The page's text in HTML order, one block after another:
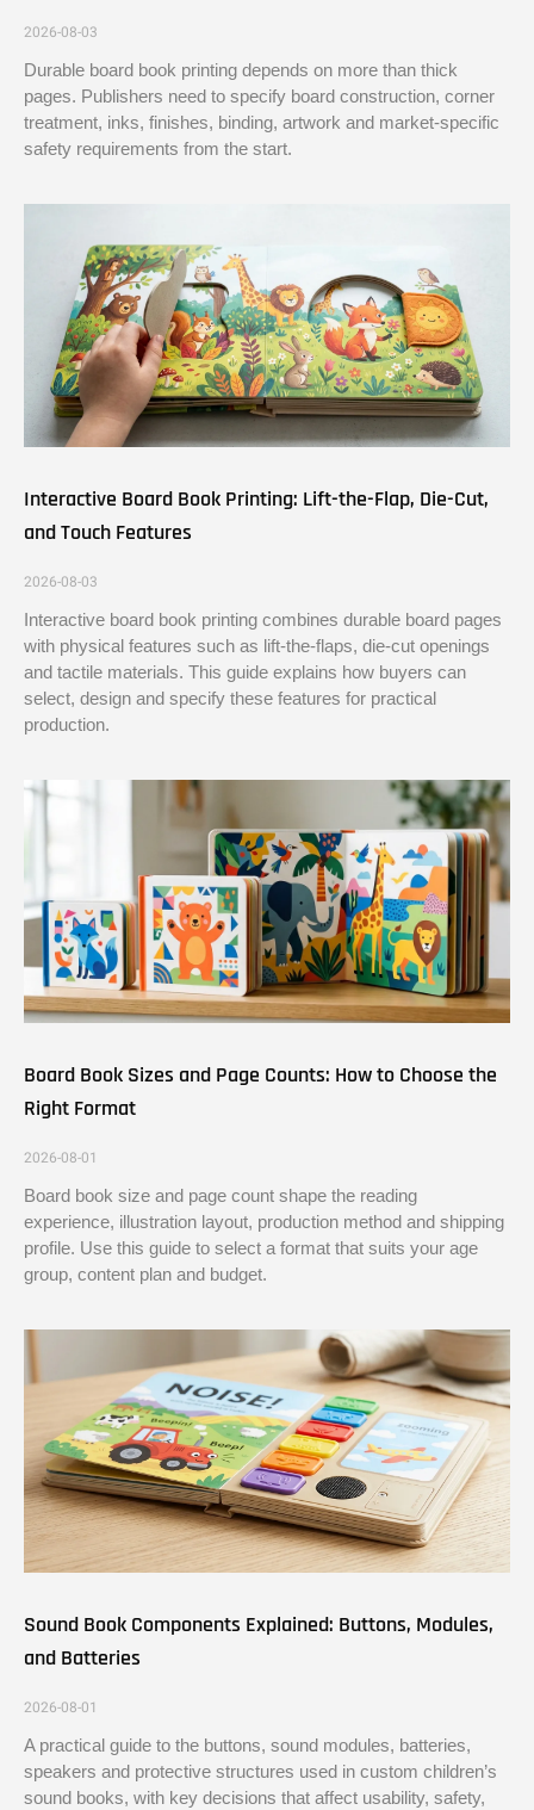
2026-08-03
Durable board book printing depends on more than thick
pages. Publishers need to specify board construction, corner
treatment, inks, finishes, binding, artwork and market-specific
safety requirements from the start.
Interactive Board Book Printing: Lift-the-Flap, Die-Cut,
and Touch Features
2026-08-03
Interactive board book printing combines durable board pages
with physical features such as lift-the-flaps, die-cut openings
and tactile materials. This guide explains how buyers can
select, design and specify these features for practical
production.
Board Book Sizes and Page Counts: How to Choose the
Right Format
2026-08-01
Board book size and page count shape the reading
experience, illustration layout, production method and shipping
profile. Use this guide to select a format that suits your age
group, content plan and budget.
Sound Book Components Explained: Buttons, Modules,
and Batteries
2026-08-01
A practical guide to the buttons, sound modules, batteries,
speakers and protective structures used in custom children’s
sound books, with key decisions that affect usability, safety,